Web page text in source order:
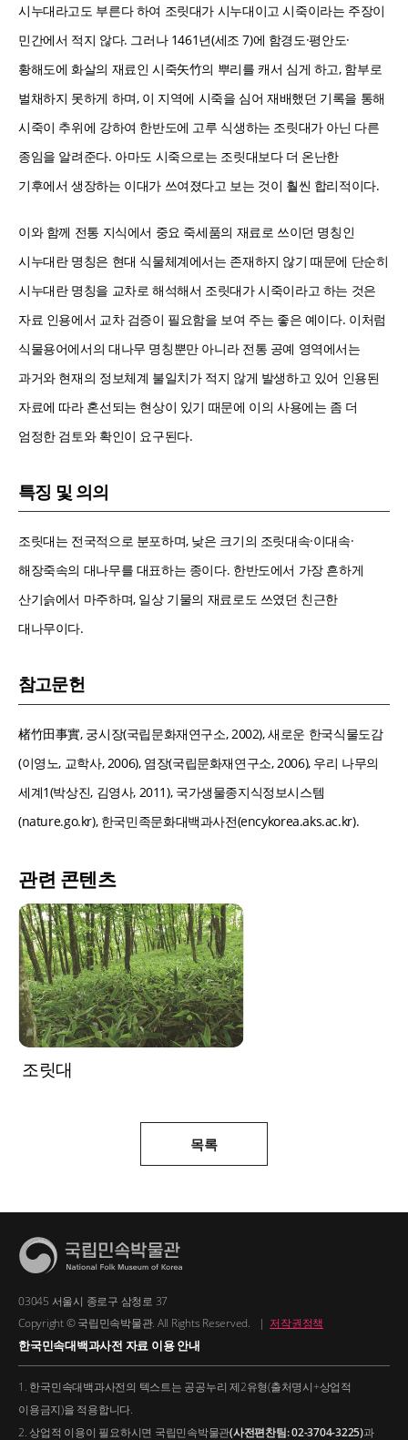
시누대라고도 부른다 하여 조릿대가 시누대이고 시죽이라는 주장이
민간에서 적지 않다. 그러나 1461년(세조 7)에 함경도·평안도·
황해도에 화살의 재료인 시죽矢竹의 뿌리를 캐서 심게 하고, 함부로
벌채하지 못하게 하며, 이 지역에 시죽을 심어 재배했던 기록을 통해
시죽이 추위에 강하여 한반도에 고루 식생하는 조릿대가 아닌 다른
종임을 알려준다. 아마도 시죽으로는 조릿대보다 더 온난한
기후에서 생장하는 이대가 쓰여졌다고 보는 것이 훨씬 합리적이다.
이와 함께 전통 지식에서 중요 죽세품의 재료로 쓰이던 명칭인
시누대란 명칭은 현대 식물체계에서는 존재하지 않기 때문에 단순히
시누대란 명칭을 교차로 해석해서 조릿대가 시죽이라고 하는 것은
자료 인용에서 교차 검증이 필요함을 보여 주는 좋은 예이다. 이처럼
식물용어에서의 대나무 명칭뿐만 아니라 전통 공예 영역에서는
과거와 현재의 정보체계 불일치가 적지 않게 발생하고 있어 인용된
자료에 따라 혼선되는 현상이 있기 때문에 이의 사용에는 좀 더
엄정한 검토와 확인이 요구된다.
특징 및 의의
조릿대는 전국적으로 분포하며, 낮은 크기의 조릿대속·이대속·
해장죽속의 대나무를 대표하는 종이다. 한반도에서 가장 흔하게
산기슭에서 마주하며, 일상 기물의 재료로도 쓰였던 친근한
대나무이다.
참고문헌
楮竹田事實, 궁시장(국립문화재연구소, 2002), 새로운 한국식물도감
(이영노, 교학사, 2006), 염장(국립문화재연구소, 2006), 우리 나무의
세계1(박상진, 김영사, 2011), 국가생물종지식정보시스템
(nature.go.kr), 한국민족문화대백과사전(encykorea.aks.ac.kr).
관련 콘텐츠
조릿대
목록
03045 서울시 종로구 삼청로 37
Copyright © 국립민속박물관. All Rights Reserved.
| 저작권정책
한국민속대백과사전 자료 이용 안내
1. 한국민속대백과사전의 텍스트는 공공누리 제2유형(출처명시+상업적
이용금지)을 적용합니다.
2. 상업적 이용이 필요하시면 국립민속박물관(사전편찬팀: 02-3704-3225)과